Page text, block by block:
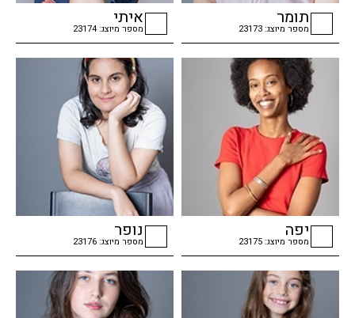
checkbox
תומר
מספר מיוצג: 23173
checkbox
איתי
מספר מיוצג: 23174
checkbox
יפה
מספר מיוצג: 23175
checkbox
נופר
מספר מיוצג: 23176